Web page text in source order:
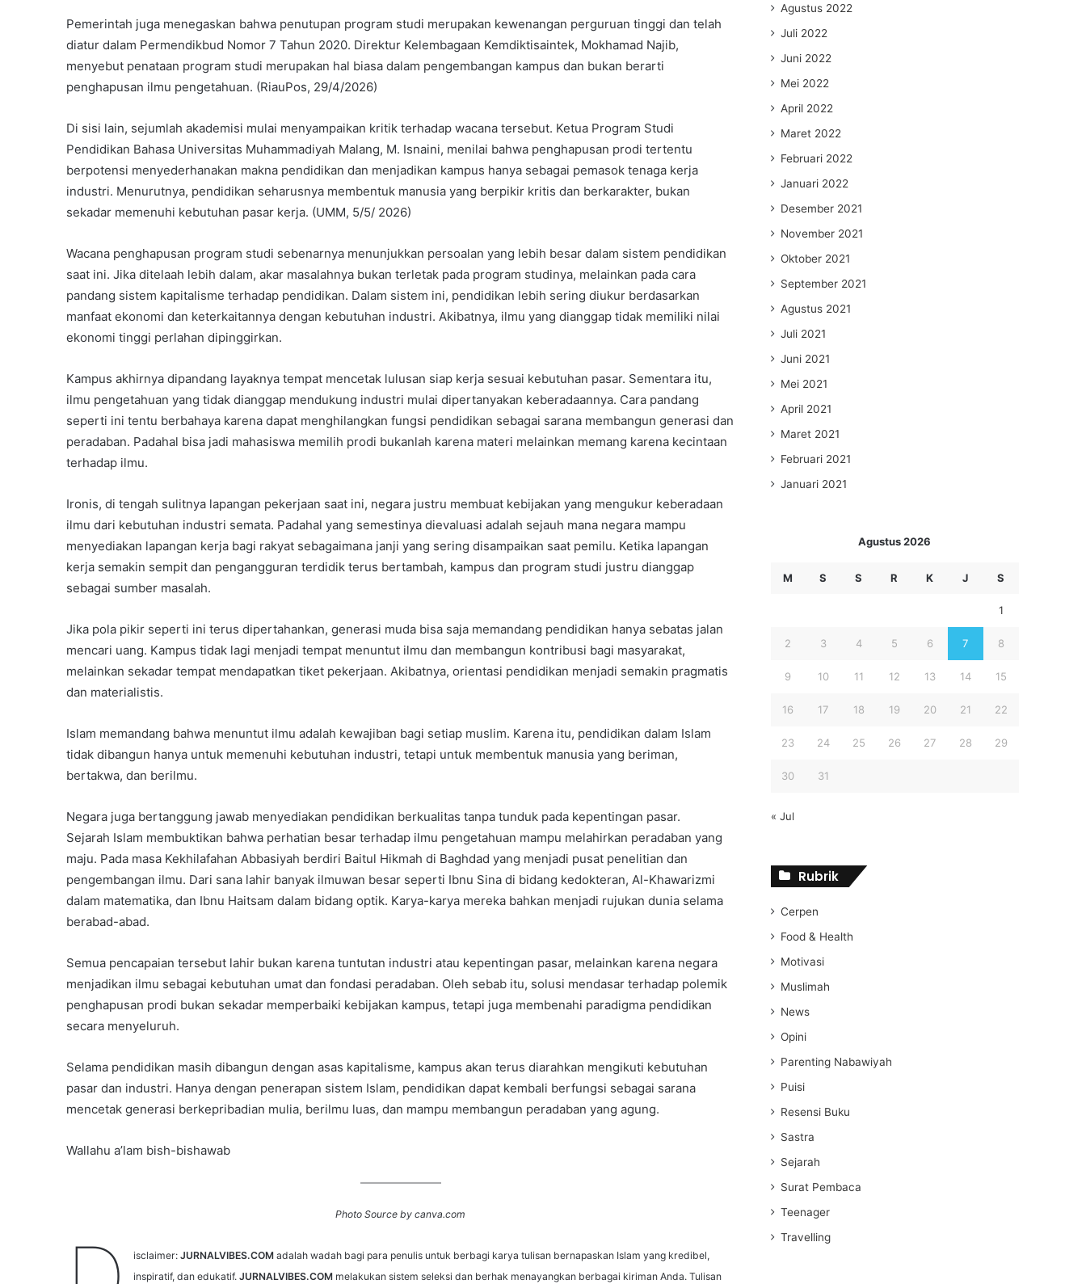
Pemerintah juga menegaskan bahwa penutupan program studi merupakan kewenangan perguruan tinggi dan telah
diatur dalam Permendikbud Nomor 7 Tahun 2020. Direktur Kelembagaan Kemdiktisaintek, Mokhamad Najib,
menyebut penataan program studi merupakan hal biasa dalam pengembangan kampus dan bukan berarti
penghapusan ilmu pengetahuan. (RiauPos, 29/4/2026)
Di sisi lain, sejumlah akademisi mulai menyampaikan kritik terhadap wacana tersebut. Ketua Program Studi
Pendidikan Bahasa Universitas Muhammadiyah Malang, M. Isnaini, menilai bahwa penghapusan prodi tertentu
berpotensi menyederhanakan makna pendidikan dan menjadikan kampus hanya sebagai pemasok tenaga kerja
industri. Menurutnya, pendidikan seharusnya membentuk manusia yang berpikir kritis dan berkarakter, bukan
sekadar memenuhi kebutuhan pasar kerja. (UMM, 5/5/ 2026)
Wacana penghapusan program studi sebenarnya menunjukkan persoalan yang lebih besar dalam sistem pendidikan
saat ini. Jika ditelaah lebih dalam, akar masalahnya bukan terletak pada program studinya, melainkan pada cara
pandang sistem kapitalisme terhadap pendidikan. Dalam sistem ini, pendidikan lebih sering diukur berdasarkan
manfaat ekonomi dan keterkaitannya dengan kebutuhan industri. Akibatnya, ilmu yang dianggap tidak memiliki nilai
ekonomi tinggi perlahan dipinggirkan.
Kampus akhirnya dipandang layaknya tempat mencetak lulusan siap kerja sesuai kebutuhan pasar. Sementara itu,
ilmu pengetahuan yang tidak dianggap mendukung industri mulai dipertanyakan keberadaannya. Cara pandang
seperti ini tentu berbahaya karena dapat menghilangkan fungsi pendidikan sebagai sarana membangun generasi dan
peradaban. Padahal bisa jadi mahasiswa memilih prodi bukanlah karena materi melainkan memang karena kecintaan
terhadap ilmu.
Ironis, di tengah sulitnya lapangan pekerjaan saat ini, negara justru membuat kebijakan yang mengukur keberadaan
ilmu dari kebutuhan industri semata. Padahal yang semestinya dievaluasi adalah sejauh mana negara mampu
menyediakan lapangan kerja bagi rakyat sebagaimana janji yang sering disampaikan saat pemilu. Ketika lapangan
kerja semakin sempit dan pengangguran terdidik terus bertambah, kampus dan program studi justru dianggap
sebagai sumber masalah.
Jika pola pikir seperti ini terus dipertahankan, generasi muda bisa saja memandang pendidikan hanya sebatas jalan
mencari uang. Kampus tidak lagi menjadi tempat menuntut ilmu dan membangun kontribusi bagi masyarakat,
melainkan sekadar tempat mendapatkan tiket pekerjaan. Akibatnya, orientasi pendidikan menjadi semakin pragmatis
dan materialistis.
Islam memandang bahwa menuntut ilmu adalah kewajiban bagi setiap muslim. Karena itu, pendidikan dalam Islam
tidak dibangun hanya untuk memenuhi kebutuhan industri, tetapi untuk membentuk manusia yang beriman,
bertakwa, dan berilmu.
Negara juga bertanggung jawab menyediakan pendidikan berkualitas tanpa tunduk pada kepentingan pasar.
Sejarah Islam membuktikan bahwa perhatian besar terhadap ilmu pengetahuan mampu melahirkan peradaban yang
maju. Pada masa Kekhilafahan Abbasiyah berdiri Baitul Hikmah di Baghdad yang menjadi pusat penelitian dan
pengembangan ilmu. Dari sana lahir banyak ilmuwan besar seperti Ibnu Sina di bidang kedokteran, Al-Khawarizmi
dalam matematika, dan Ibnu Haitsam dalam bidang optik. Karya-karya mereka bahkan menjadi rujukan dunia selama
berabad-abad.
Semua pencapaian tersebut lahir bukan karena tuntutan industri atau kepentingan pasar, melainkan karena negara
menjadikan ilmu sebagai kebutuhan umat dan fondasi peradaban. Oleh sebab itu, solusi mendasar terhadap polemik
penghapusan prodi bukan sekadar memperbaiki kebijakan kampus, tetapi juga membenahi paradigma pendidikan
secara menyeluruh.
Selama pendidikan masih dibangun dengan asas kapitalisme, kampus akan terus diarahkan mengikuti kebutuhan
pasar dan industri. Hanya dengan penerapan sistem Islam, pendidikan dapat kembali berfungsi sebagai sarana
mencetak generasi berkepribadian mulia, berilmu luas, dan mampu membangun peradaban yang agung.
Wallahu a’lam bish-bishawab
Photo Source by canva.com
isclaimer:JURNALVIBES.COM adalah wadah bagi para penulis untuk berbagi karya tulisan bernapaskan Islam yang kredibel,
inspiratif, dan edukatif.JURNALVIBES.COM melakukan sistem seleksi dan berhak menayangkan berbagai kiriman Anda. Tulisan
Agustus 2022
Juli 2022
Juni 2022
Mei 2022
April 2022
Maret 2022
Februari 2022
Januari 2022
Desember 2021
November 2021
Oktober 2021
September 2021
Agustus 2021
Juli 2021
Juni 2021
Mei 2021
April 2021
Maret 2021
Februari 2021
Januari 2021
Agustus 2026
M S S R K J S
1
2 3 4 5 6 7 8
9 10 11 12 13 14 15
16 17 18 19 20 21 22
23 24 25 26 27 28 29
30 31
« Jul
Rubrik
Cerpen
Food & Health
Motivasi
Muslimah
News
Opini
Parenting Nabawiyah
Puisi
Resensi Buku
Sastra
Sejarah
Surat Pembaca
Teenager
Travelling